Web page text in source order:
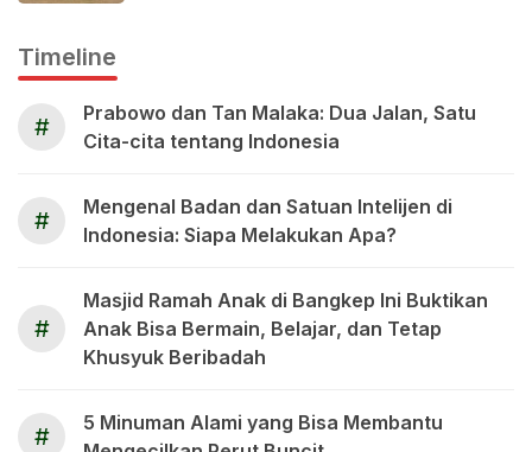
Timeline
#
Prabowo dan Tan Malaka: Dua Jalan, Satu
Cita-cita tentang Indonesia
#
Mengenal Badan dan Satuan Intelijen di
Indonesia: Siapa Melakukan Apa?
#
Masjid Ramah Anak di Bangkep Ini Buktikan
Anak Bisa Bermain, Belajar, dan Tetap
Khusyuk Beribadah
#
5 Minuman Alami yang Bisa Membantu